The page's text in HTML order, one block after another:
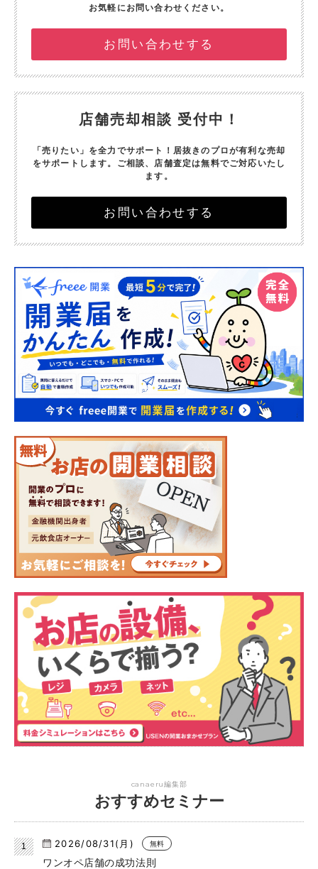
お気軽にお問い合わせください。
お問い合わせする
店舗売却相談 受付中！
「売りたい」を全力でサポート！ 居抜きのプロが有利な売却
をサポートします。 ご相談、店舗査定は無料でご対応いたし
ます。
お問い合わせする
canaeru編集部
おすすめセミナー
2026/08/31(月) 無料
ワンオペ店舗の成功法則